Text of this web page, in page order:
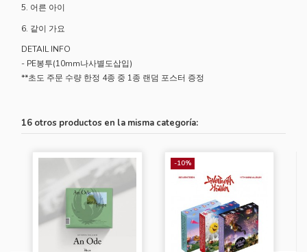
5. 어른 아이
6. 같이 가요
DETAIL INFO
- PE봉투(10mm나사별도삽입)
**초도 주문 수량 한정 4종 중 1종 랜덤 포스터 증정
16 otros productos en la misma categoría:
-10%